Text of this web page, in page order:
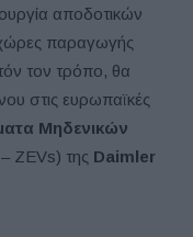
αποδοτικών
παραγωγής
τον τρόπο, θα
στις ευρωπαϊκές
Μηδενικών
ZEVs) της Daimler